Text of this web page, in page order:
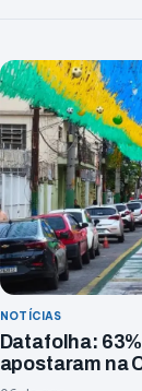
NOTÍCIAS
Datafolha:
apostaram na